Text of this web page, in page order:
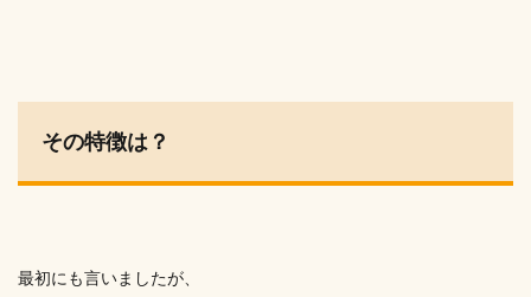
その特徴は？
最初にも言いましたが、